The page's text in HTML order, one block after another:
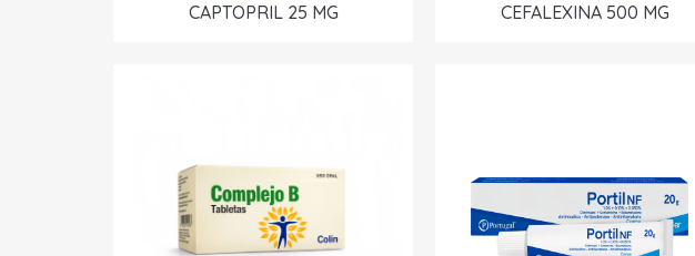
CAPTOPRIL 25 MG CEFALEXINA 500 MG